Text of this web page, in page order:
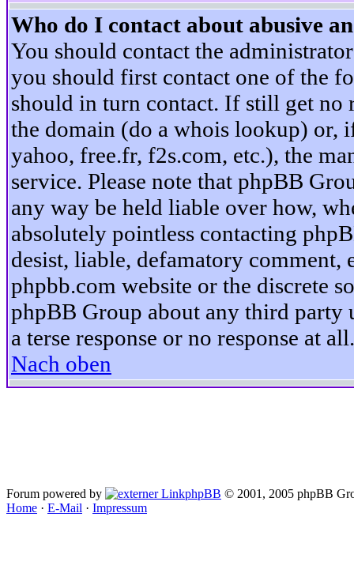
Who do I contact about abusive
You should contact the
you should first contact one of the
should in turn contact. If still get no
the domain (do a whois lookup) or,
yahoo, free.fr, f2s.com, etc.), the
service. Please note that phpBB
any way be held liable over how,
absolutely pointless contacting
desist, liable, defamatory
phpbb.com website or the discrete
phpBB Group about any third party
a terse response or no response at all.
Nach oben
Forum powered by phpBB © 2001, 2005 phpBB
Home · E-Mail · Impressum